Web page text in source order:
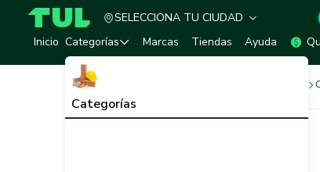
TUL - Tu Marketplace de Construcción
SELECCIONA TU CIUDAD
Inicio Categorías
Categorías
Marcas Tiendas Ayuda